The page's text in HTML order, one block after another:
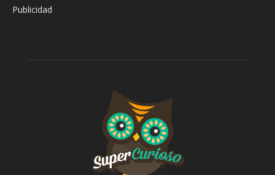
Publicidad